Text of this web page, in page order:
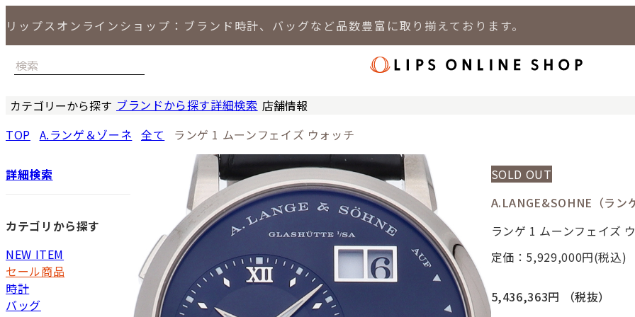
リップスオンラインショップ：ブランド時計、バッグなど品数豊富に取り揃えております。
カテゴリーから探す ブランドから探す詳細検索 店舗情報
TOP A.ランゲ＆ゾーネ 全て ランゲ 1 ムーンフェイズ ウォッチ
詳細検索
カテゴリから探す
NEW ITEM
セール商品
時計
バッグ
SOLD OUT
A.LANGE&SOHNE（ラン
ランゲ 1 ムーンフェイズ
定価：5,929,000円(税込)
5,436,363円
（税抜）